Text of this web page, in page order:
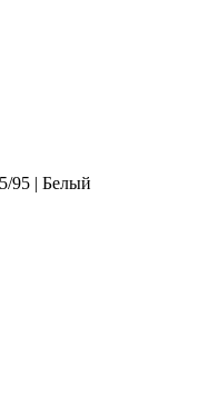
95 | Белый